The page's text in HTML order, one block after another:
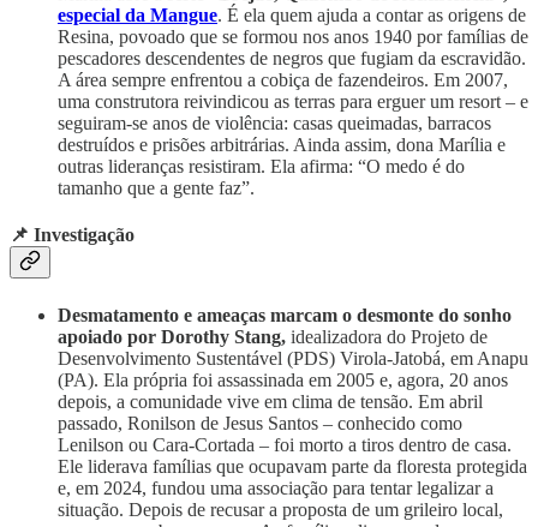
especial da Mangue. É ela quem ajuda a contar as origens de
Resina, povoado que se formou nos anos 1940 por famílias de
pescadores descendentes de negros que fugiam da escravidão.
A área sempre enfrentou a cobiça de fazendeiros. Em 2007,
uma construtora reivindicou as terras para erguer um resort – e
seguiram-se anos de violência: casas queimadas, barracos
destruídos e prisões arbitrárias. Ainda assim, dona Marília e
outras lideranças resistiram. Ela afirma: “O medo é do
tamanho que a gente faz”.
📌 Investigação
Desmatamento e ameaças marcam o desmonte do sonho
apoiado por Dorothy Stang, idealizadora do Projeto de
Desenvolvimento Sustentável (PDS) Virola-Jatobá, em Anapu
(PA). Ela própria foi assassinada em 2005 e, agora, 20 anos
depois, a comunidade vive em clima de tensão. Em abril
passado, Ronilson de Jesus Santos – conhecido como
Lenilson ou Cara-Cortada – foi morto a tiros dentro de casa.
Ele liderava famílias que ocupavam parte da floresta protegida
e, em 2024, fundou uma associação para tentar legalizar a
situação. Depois de recusar a proposta de um grileiro local,